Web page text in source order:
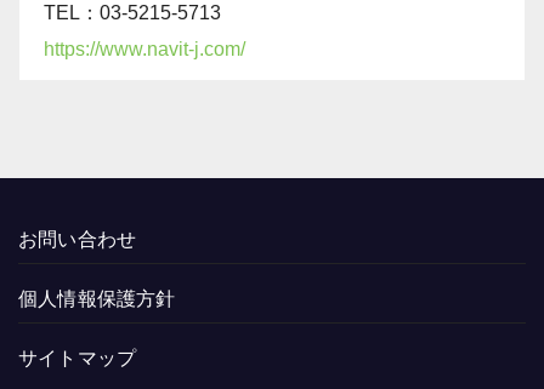
TEL：03-5215-5713
https://www.navit-j.com/
お問い合わせ
個人情報保護方針
サイトマップ